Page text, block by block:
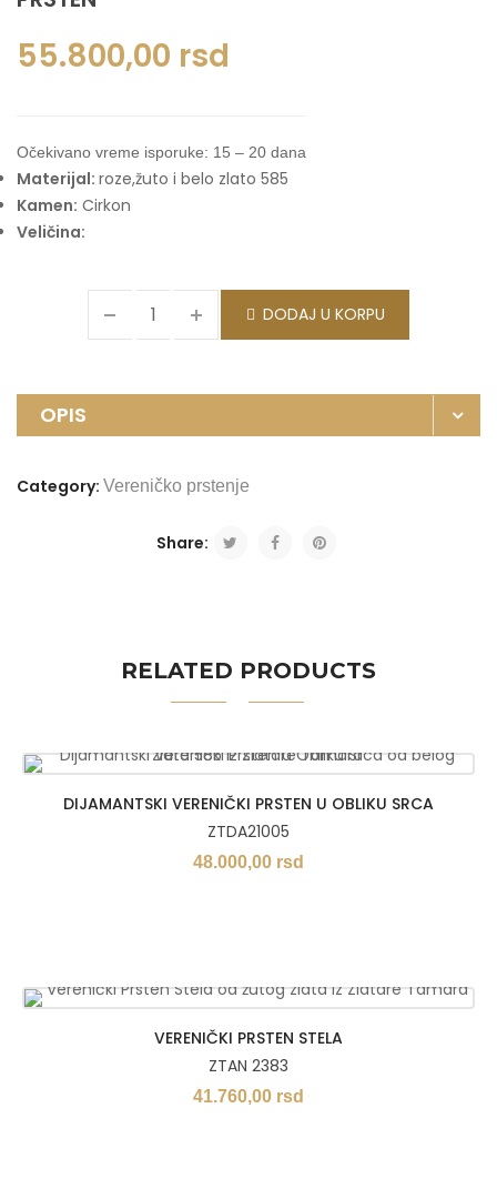
55.800,00 rsd
Očekivano vreme isporuke: 15 – 20 dana
Materijal: roze,žuto i belo zlato 585
Kamen: Cirkon
Veličina:
DODAJ U KORPU
OPIS
Category: Vereničko prstenje
Share:
RELATED PRODUCTS
DIJAMANTSKI VERENIČKI PRSTEN U OBLIKU SRCA
ZTDA21005
48.000,00 rsd
VERENIČKI PRSTEN STELA
ZTAN 2383
41.760,00 rsd